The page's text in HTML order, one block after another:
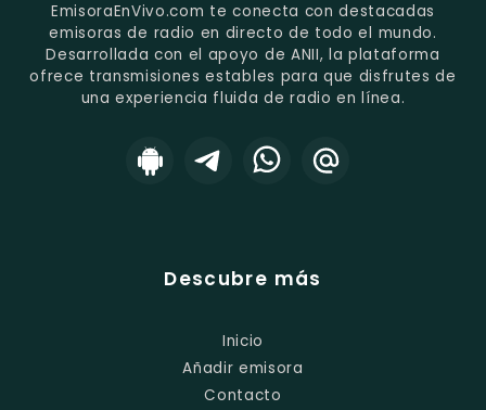
EmisoraEnVivo.com te conecta con destacadas
emisoras de radio en directo de todo el mundo.
Desarrollada con el apoyo de ANII, la plataforma
ofrece transmisiones estables para que disfrutes de
una experiencia fluida de radio en línea.
Descubre más
Inicio
Añadir emisora
Contacto